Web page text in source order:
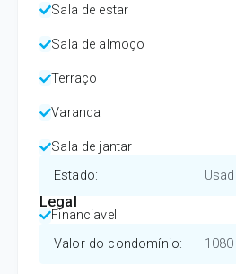
Sala de estar
Sala de almoço
Terraço
Varanda
Sala de jantar
Estado:
Legal
Financiavel
Valor do condomínio: 1080